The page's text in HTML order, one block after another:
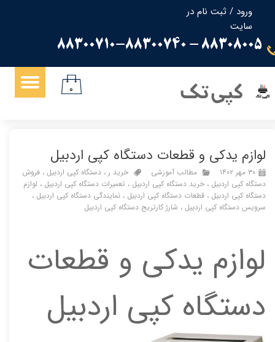
ورود / ثبت نام در
سایت
حساب کاربری من
تغییر گذر واژه
سفارشات
88308005 - 88300710-88300740
کپی تک ۰
لوازم یدکی و قطعات دستگاه کپی اردبیل
۳۰ مهر ۱۴۰۲ مطالب آموزشی خرید ر ، دستگاه کپی اردبیل ، فروش
دستگاه کپی اردبیل ، خرید دستگاه کپی اردبیل ، تعمیرات دستگاه کپی اردبیل ، لوازم
دستگاه کپی اردبیل ، قطعات دستگاه کپی اردبیل ، نمایندگی دستگاه کپی اردبیل ،
سرویس دستگاه کپی اردبیل ، شارژ کارتریج دستگاه کپی اردبیل
لوازم یدکی و قطعات
دستگاه کپی اردبیل